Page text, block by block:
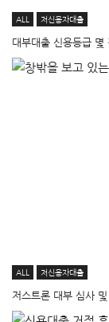
ALL 저신용자대출
대부대출 신용등급 몇
ALL 저신용자대출
저스트론 대부 심사